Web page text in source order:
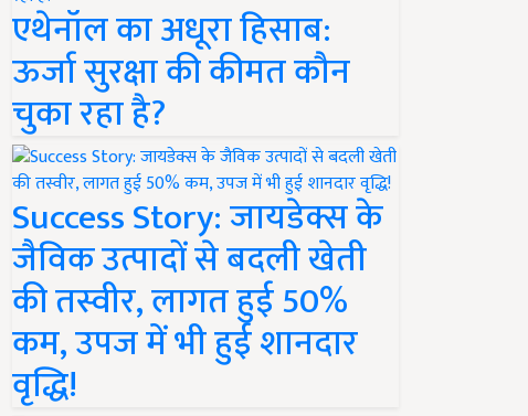
एथेनॉल का अधूरा हिसाब:
ऊर्जा सुरक्षा की कीमत कौन
चुका रहा है?
Success Story: जायडेक्स के
जैविक उत्पादों से बदली खेती
की तस्वीर, लागत हुई 50%
कम, उपज में भी हुई शानदार
वृद्धि!